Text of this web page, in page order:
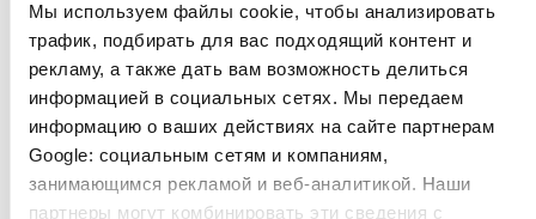
Мы используем файлы cookie, чтобы анализировать
трафик, подбирать для вас подходящий контент и
рекламу, а также дать вам возможность делиться
информацией в социальных сетях. Мы передаем
информацию о ваших действиях на сайте партнерам
Google: социальным сетям и компаниям,
занимающимся рекламой и веб-аналитикой. Наши
партнеры могут комбинировать эти сведения с
Reģistrēties, lai redzētu cenu.
Посмотреть продукт